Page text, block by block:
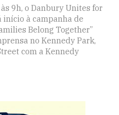
9h, o Danbury Unites for
à campanha de
Belong Together”
no Kennedy Park,
com a Kennedy